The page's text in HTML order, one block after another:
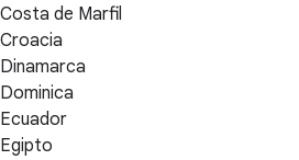
Costa de Marfil
Croacia
Dinamarca
Dominica
Ecuador
Egipto